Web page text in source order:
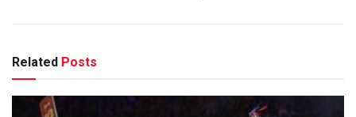
Related Posts